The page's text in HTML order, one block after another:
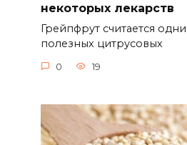
некоторых лекарств
Грейпфрут считается
полезных цитрусовых
0 19